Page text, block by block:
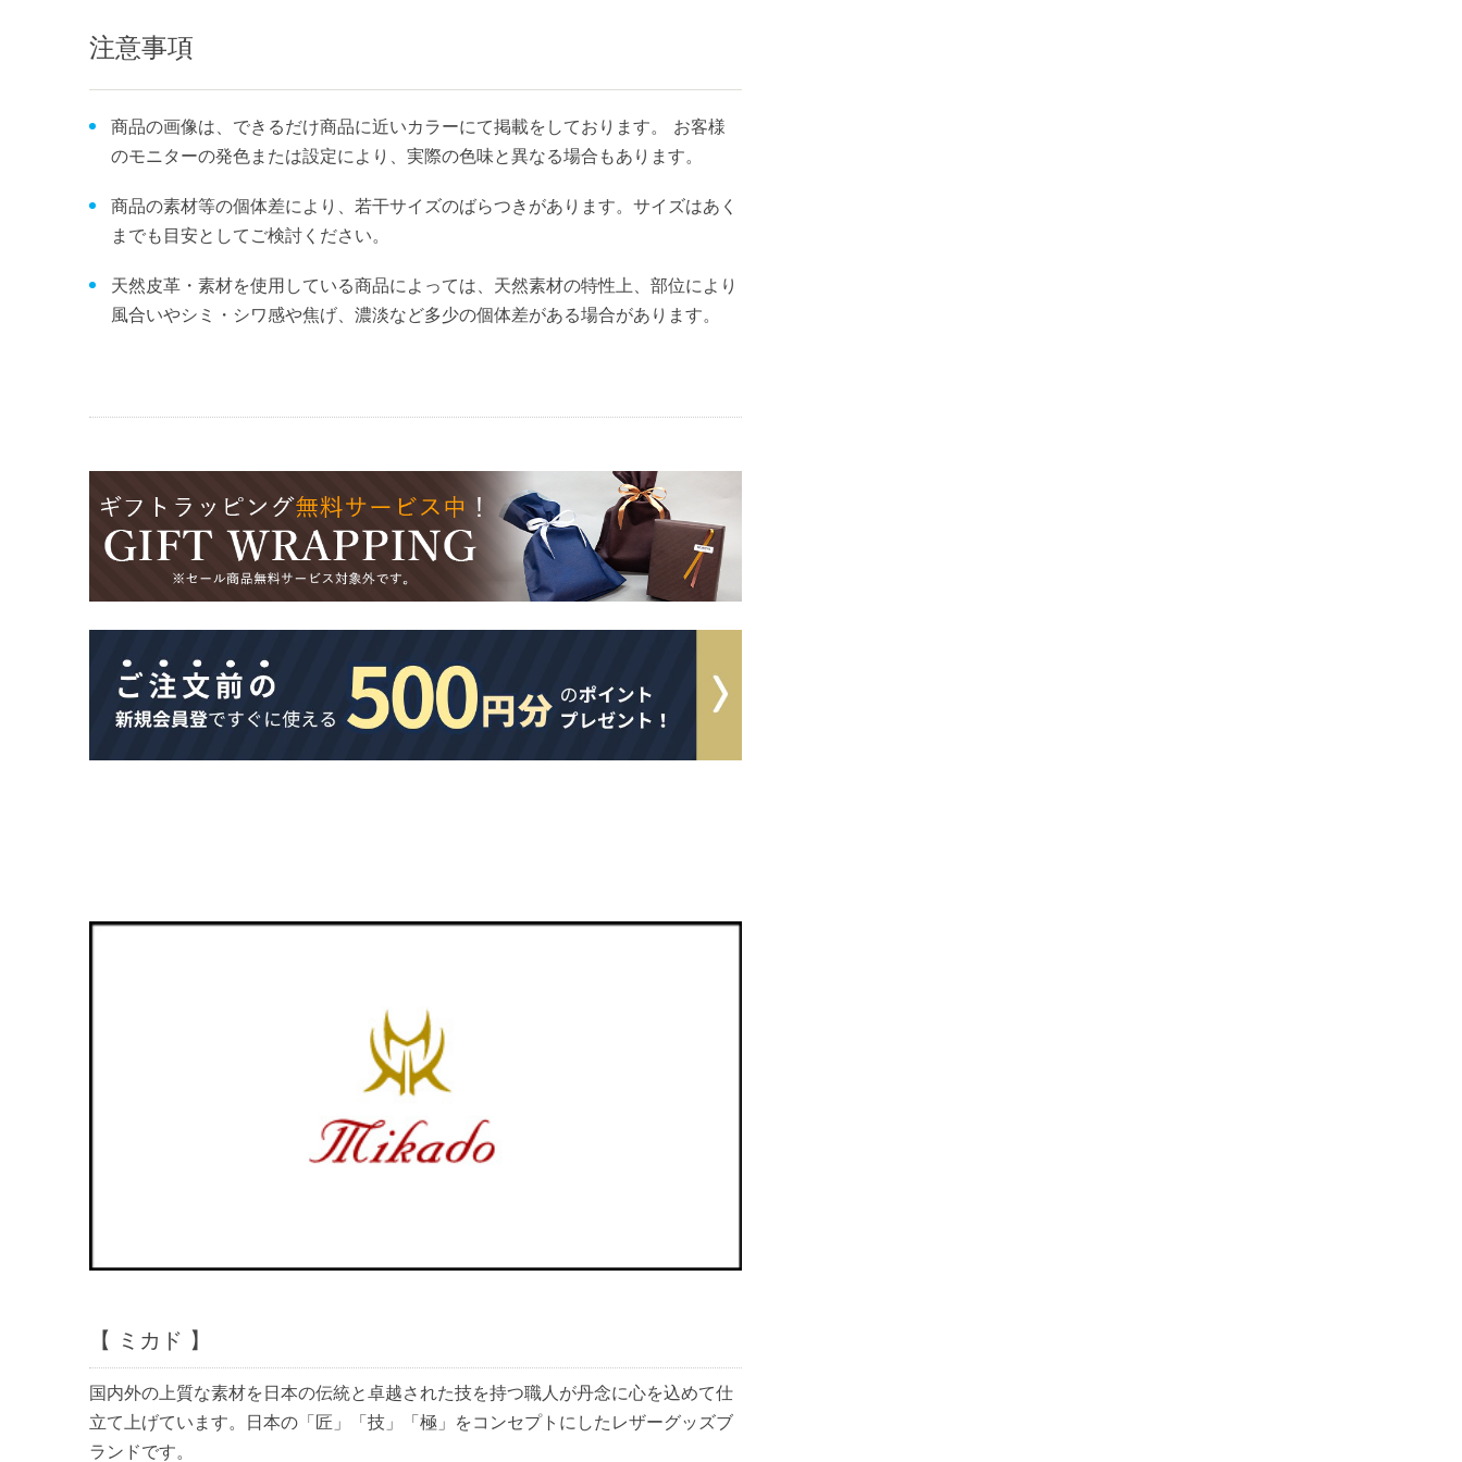
注意事項
商品の画像は、できるだけ商品に近いカラーにて掲載をしております。 お客様
のモニターの発色または設定により、実際の色味と異なる場合もあります。
商品の素材等の個体差により、若干サイズのばらつきがあります。サイズはあく
までも目安としてご検討ください。
天然皮革・素材を使用している商品によっては、天然素材の特性上、部位により
風合いやシミ・シワ感や焦げ、濃淡など多少の個体差がある場合があります。
【 ミカド 】
国内外の上質な素材を日本の伝統と卓越された技を持つ職人が丹念に心を込めて仕
立て上げています。日本の「匠」「技」「極」をコンセプトにしたレザーグッズブ
ランドです。